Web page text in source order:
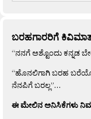
ಬರಹಗಾರರಿಗೆ
“ನನಗೆ ಅಶ್ಟೊಂದು ಕನ್ನಡ
“ಹೊನಲಿಗಾಗಿ ಬರಹ
ನೆನಪಿಗೆ ಬರಲ್ಲ”…
ಈ ಮೇಲಿನ ಅನಿಸಿಕೆಗಳು